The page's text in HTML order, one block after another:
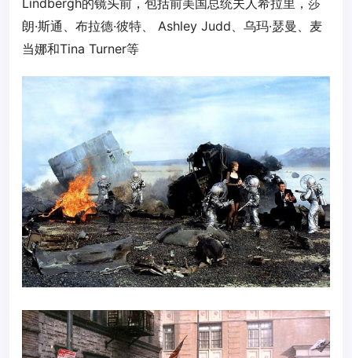
Lindbergh的镜头前，包括前美国总统夫人希拉里，莎
朗·斯通、布拉德·彼特、 Ashley Judd、乌玛·瑟曼、麦
当娜和Tina Turner等